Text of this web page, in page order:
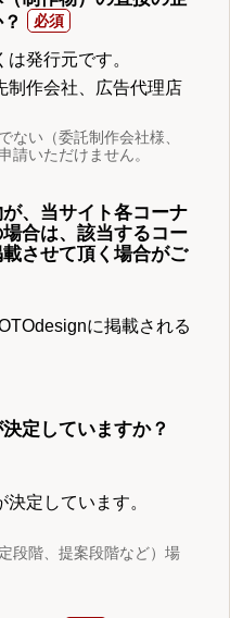
発行元です。
制作会社、広告代理店
い（委託制作会社様、
請いただけません。
、当サイト各コーナ
合は、該当するコー
させて頂く場合がご
に掲載される
定していますか？
定しています。
段階、提案段階など）場